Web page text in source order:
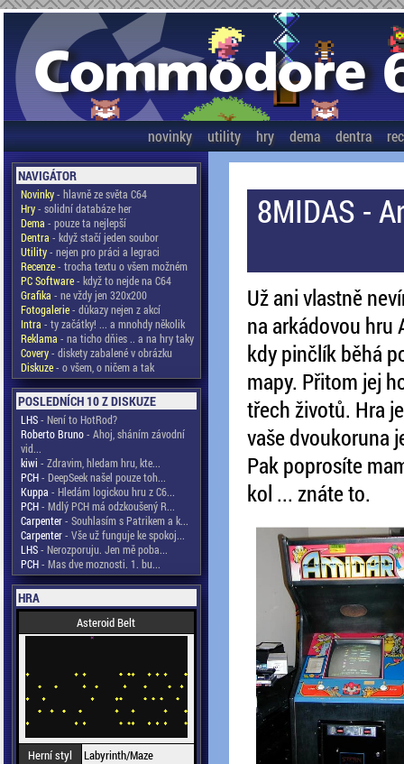
novinky utility hry dema dentra
NAVIGÁTOR
Novinky- hlavně ze světa C64
Hry- solidní databáze her
Dema - pouze ta nejlepší
Dentra - když stačí jeden soubor
Utility- nejen pro práci a legraci
Recenze- trocha textu o všem možném
PC Software- když to nejde na C64
Grafika - ne vždy jen 320x200
Fotogalerie- důkazy nejen z akcí
Intra - ty začátky! ... a mnohdy několik
Reklama - na ticho dňies .. a na hry taky
Covery- diskety zabalené v obrázku
Diskuze- o všem, o ničem a tak
POSLEDNÍCH 10 Z DISKUZE
LHS- Není to HotRod?
Roberto Bruno- Ahoj, sháním závodní
vid...
kiwi - Zdravim, hledam hru, kte...
PCH- DeepSeek našel pouze toh...
Kuppa - Hledám logickou hru z C6...
PCH- Mdlý PCH má odzkoušený R...
Carpenter- Souhlasím s Patrikem a k...
Carpenter- Vše už funguje ke spokoj...
LHS- Nerozporuju. Jen mě poba...
PCH- Mas dve moznosti. 1. bu...
HRA
Asteroid Belt
Herní styl
Labyrinth/Maze
8MIDAS -
Už ani vlastně
na arkádovou hru
kdy pinčlík běhá
mapy. Přitom jej
třech životů. Hra
vaše dvoukoruna
Pak poprosíte
kol ... znáte to.